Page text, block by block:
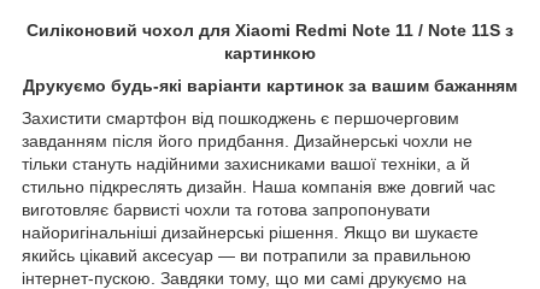
Силіконовий чохол для Xiaomi Redmi Note 11 / Note 11S з
картинкою
Друкуємо будь-які варіанти картинок за вашим бажанням
Захистити смартфон від пошкоджень є першочерговим
завданням після його придбання. Дизайнерські чохли не
тільки стануть надійними захисниками вашої техніки, а й
стильно підкреслять дизайн. Наша компанія вже довгий час
виготовляє барвисті чохли та готова запропонувати
найоригінальніші дизайнерські рішення. Якщо ви шукаєте
якийсь цікавий аксесуар — ви потрапили за правильною
інтернет-пускою. Завдяки тому, що ми самі друкуємо на